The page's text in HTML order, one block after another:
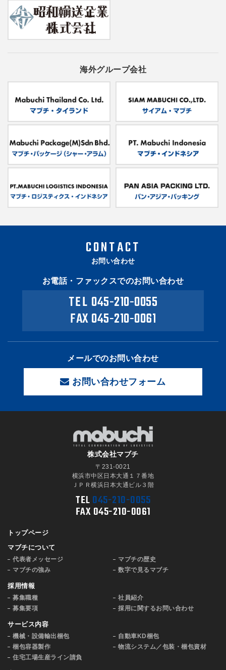
海外グループ会社
CONTACT
お問い合わせ
お電話・ファックスでのお問い合わせ
TEL 045-210-0055
FAX 045-210-0061
メールでのお問い合わせ
お問い合わせフォーム
株式会社マブチ
〒231-0021
横浜市中区日本大通１７番地
ＪＰＲ横浜日本大通ビル３階
TEL045-210-0055
FAX 045-210-0061
トップページ
マブチについて
代表者メッセージ
マブチの歴史
マブチの強み
数字で見るマブチ
採用情報
募集職種
社員紹介
募集要項
採用に関するお問い合わせ
サービス内容
機械・設備輸出梱包
自動車KD梱包
梱包容器製作
物流システム／包装・梱包資材
住宅工場生産ライン請負